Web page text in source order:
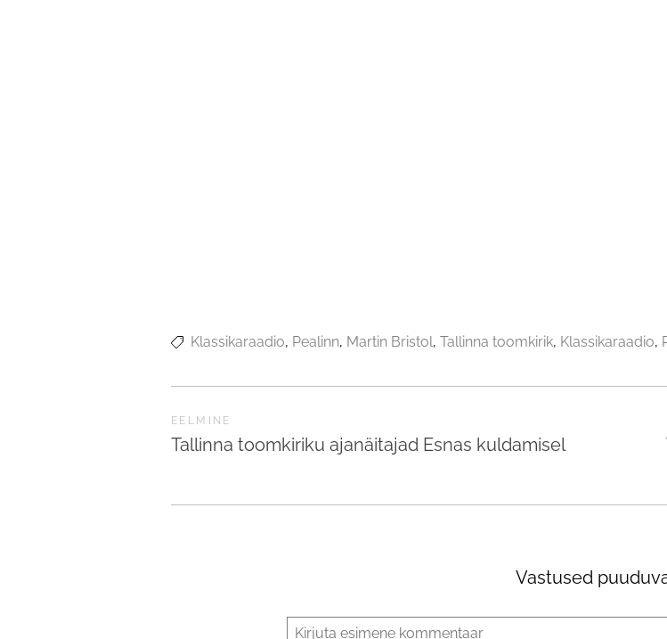
Klassikaraadio Pealinn Martin Bristol Tallinna toomkirik Klassikaraadio
EELMINE
Tallinna toomkiriku ajanäitajad Esnas kuldamisel
Vastused